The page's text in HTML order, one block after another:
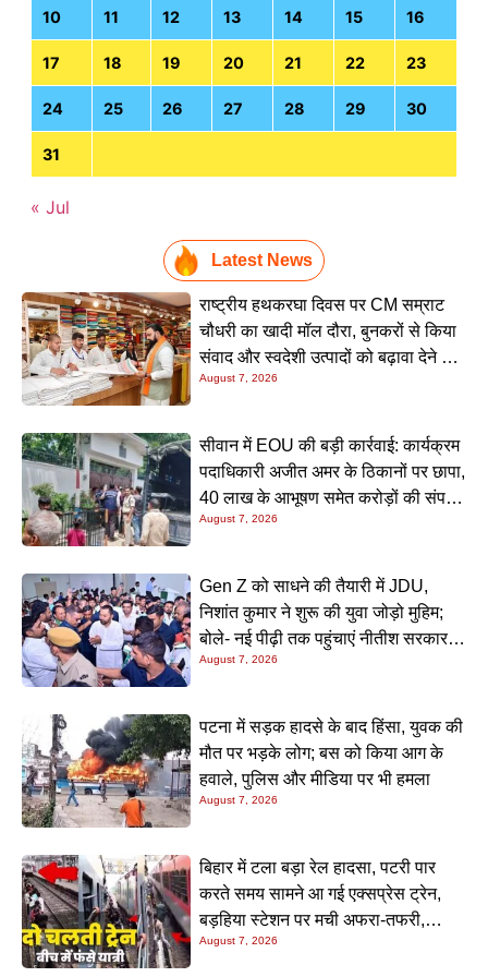
10 11 12 13 14 15 16
17 18 19 20 21 22 23
24 25 26 27 28 29 30
31
« Jul
Latest News
राष्ट्रीय हथकरघा दिवस पर CM सम्राट
चौधरी का खादी मॉल दौरा, बुनकरों से किया
संवाद और स्वदेशी उत्पादों को बढ़ावा देने की
अपील
August 7, 2026
सीवान में EOU की बड़ी कार्रवाई: कार्यक्रम
पदाधिकारी अजीत अमर के ठिकानों पर छापा,
40 लाख के आभूषण समेत करोड़ों की संपत्ति
की जांच शुरू
August 7, 2026
Gen Z को साधने की तैयारी में JDU,
निशांत कुमार ने शुरू की युवा जोड़ो मुहिम;
बोले- नई पीढ़ी तक पहुंचाएं नीतीश सरकार के
20 सालों के काम
August 7, 2026
पटना में सड़क हादसे के बाद हिंसा, युवक की
मौत पर भड़के लोग; बस को किया आग के
हवाले, पुलिस और मीडिया पर भी हमला
August 7, 2026
बिहार में टला बड़ा रेल हादसा, पटरी पार
करते समय सामने आ गई एक्सप्रेस ट्रेन,
बड़हिया स्टेशन पर मची अफरा-तफरी,
यात्रियों की लापरवाही आई सामने
August 7, 2026